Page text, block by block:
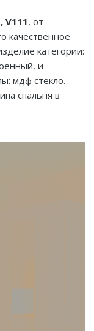
V111, от
качественное
категории:
и
мдф стекло.
спальня в